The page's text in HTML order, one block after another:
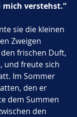
mich verstehst.“
sie die kleinen
Zweigen
frischen Duft,
und freute sich
Im Sommer
den er
dem Summen
den